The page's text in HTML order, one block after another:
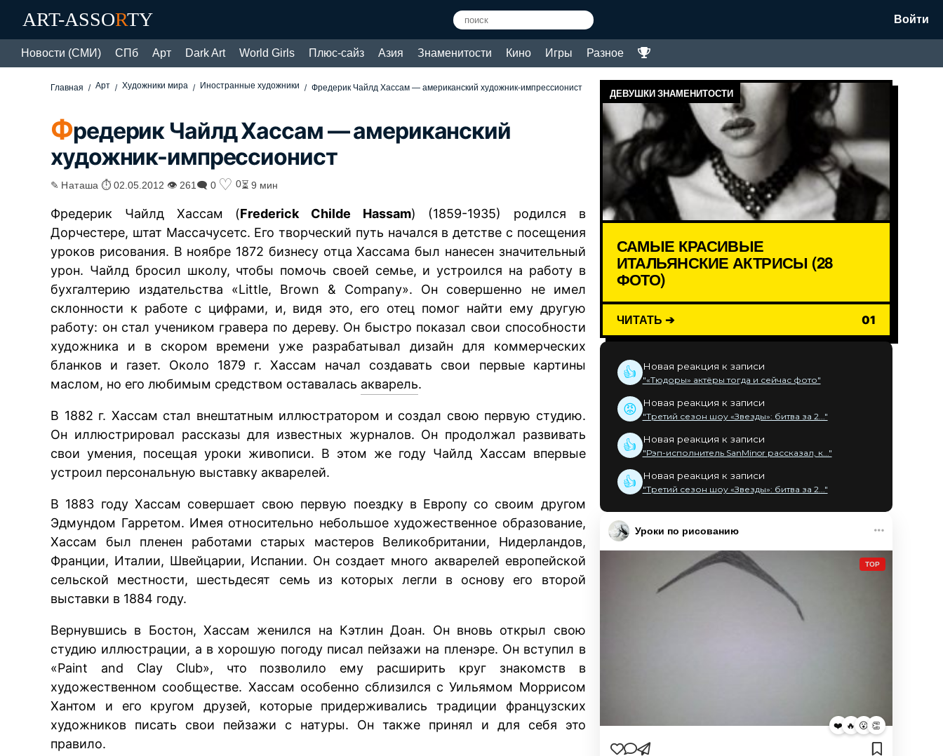
ART-ASSORTY Войти
Новости (СМИ) СПб Арт Dark Art World Girls Плюс-сайз Азия Знаменитости Кино Игры Разное
Главная Арт Художники мира Иностранные художники Фредерик Чайлд Хассам — американский художник-импрессионист
Фредерик Чайлд Хассам — американский
художник-импрессионист
✎ Наташа ⏱ 02.05.2012 👁 261 🗨 0 ♡ 0⏳ 9 мин
Фредерик Чайлд Хассам (Frederick Childe Hassam) (1859-1935) родился в
Дорчестере, штат Массачусетс. Его творческий путь начался в детстве с посещения
уроков рисования. В ноябре 1872 бизнесу отца Хассама был нанесен значительный
урон. Чайлд бросил школу, чтобы помочь своей семье, и устроился на работу в
бухгалтерию издательства «Little, Brown & Company». Он совершенно не имел
склонности к работе с цифрами, и, видя это, его отец помог найти ему другую
работу: он стал учеником гравера по дереву. Он быстро показал свои способности
художника и в скором времени уже разрабатывал дизайн для коммерческих
бланков и газет. Около 1879 г. Хассам начал создавать свои первые картины
маслом, но его любимым средством оставалась акварель.
В 1882 г. Хассам стал внештатным иллюстратором и создал свою первую студию.
Он иллюстрировал рассказы для известных журналов. Он продолжал развивать
свои умения, посещая уроки живописи. В этом же году Чайлд Хассам впервые
устроил персональную выставку акварелей.
В 1883 году Хассам совершает свою первую поездку в Европу со своим другом
Эдмундом Гарретом. Имея относительно небольшое художественное образование,
Хассам был пленен работами старых мастеров Великобритании, Нидерландов,
Франции, Италии, Швейцарии, Испании. Он создает много акварелей европейской
сельской местности, шестьдесят семь из которых легли в основу его второй
выставки в 1884 году.
Вернувшись в Бостон, Хассам женился на Кэтлин Доан. Он вновь открыл свою
студию иллюстрации, а в хорошую погоду писал пейзажи на пленэре. Он вступил в
«Paint and Clay Club», что позволило ему расширить круг знакомств в
художественном сообществе. Хассам особенно сблизился с Уильямом Моррисом
Хантом и его кругом друзей, которые придерживались традиции французских
художников писать свои пейзажи с натуры. Он также принял и для себя это
правило.
ДЕВУШКИ ЗНАМЕНИТОСТИ
САМЫЕ КРАСИВЫЕ
ИТАЛЬЯНСКИЕ АКТРИСЫ (28
ФОТО)
ЧИТАТЬ ➔ 01
👍 Новая реакция к записи
"«Тюдоры» актёры тогда и сейчас фото"
😡 Новая реакция к записи
"Третий сезон шоу «Звезды»: битва за 2..."
👍 Новая реакция к записи
"Рэп-исполнитель SanMinor рассказал, к..."
👍 Новая реакция к записи
"Третий сезон шоу «Звезды»: битва за 2..."
Уроки по рисованию
TOP
❤️ 🔥 😮 👏